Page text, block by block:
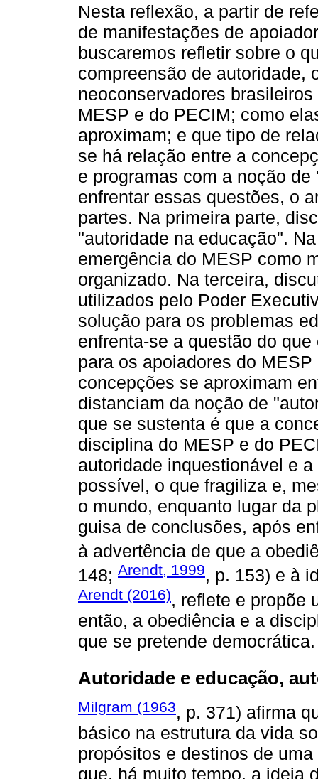
Nesta reflexão, a partir de
de manifestações de
buscaremos refletir sobre o
compreensão de autoridade,
neoconservadores
MESP e do PECIM; como
aproximam; e que tipo de
se há relação entre a
e programas com a noção
enfrentar essas questões, o
partes. Na primeira parte,
"autoridade na educação".
emergência do MESP como
organizado. Na terceira,
utilizados pelo Poder
solução para os problemas
enfrenta-se a questão do
para os apoiadores do
concepções se aproximam
distanciam da noção de
que se sustenta é que a
disciplina do MESP e do
autoridade inquestionável e
possível, o que fragiliza e,
o mundo, enquanto lugar da
guisa de conclusões, após
à advertência de que a
148; Arendt, 1999, p. 153) e à
Arendt (2016), reflete e propõe
então, a obediência e a
que se pretende democrática.
Autoridade e educação,
Milgram (1963, p. 371) afirma
básico na estrutura da vida
propósitos e destinos de
que, há muito tempo, a ideia